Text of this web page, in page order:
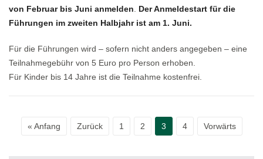
von Februar bis Juni anmelden
Der Anmeldestart für die
Führungen im zweiten Halbjahr ist am 1. Juni.
Für die Führungen wird – sofern nicht anders angegeben – eine
Teilnahmegebühr von 5 Euro pro Person erhoben.
Für Kinder bis 14 Jahre ist die Teilnahme kostenfrei.
« Anfang Zurück 1 2 3 4 Vorwärts